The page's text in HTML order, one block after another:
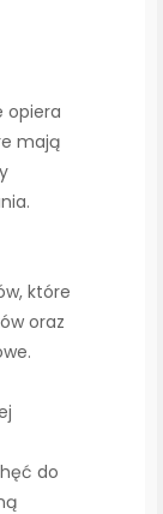
opiera
mają
które
oraz
do